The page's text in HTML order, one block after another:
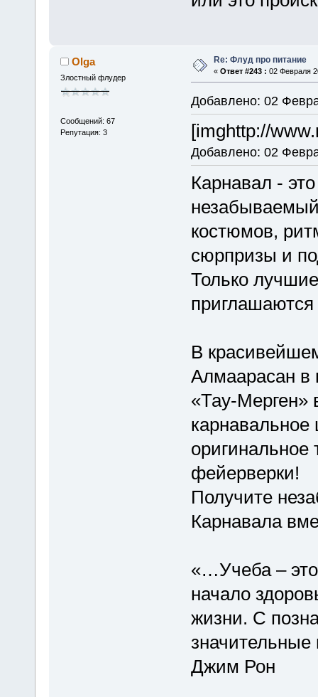
Olga
Злостный флудер
Сообщений: 67
Репутация: 3
Re: Флуд про питание
« Ответ #243 : 02 Февраля
Добавлено: 02
[imghttp://
Добавлено: 02
Карнавал -
костюмов,
сюрпризы и
Только
В
Алмаарасан в
«Тау-Мерген»
оригинальное
фейерверки!
Получите
Карнавала
«…Учеба – это
начало
жизни. С
Джим Рон